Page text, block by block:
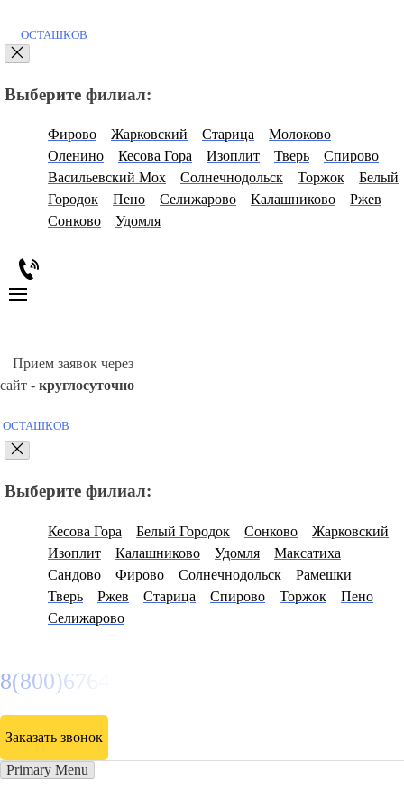
ОСТАШКОВ
Выберите филиал:
Фирово Жарковский Старица
Молоково
Оленино
Кесова Гора Изоплит Тверь
Спирово
Васильевский Мох
Солнечнодольск Торжок
Белый
Городок
Пено Селижарово Калашниково
Ржев
Сонково
Удомля
Прием заявок через
сайт - круглосуточно
ОСТАШКОВ
Выберите филиал:
Кесова Гора Белый Городок Сонково
Жарковский
Изоплит
Калашниково Удомля
Максатиха
Сандово
Фирово Солнечнодольск
Рамешки
Тверь
Ржев Старица Спирово Торжок
Пено
Селижарово
8(800)6764935
Заказать звонок
Primary Menu